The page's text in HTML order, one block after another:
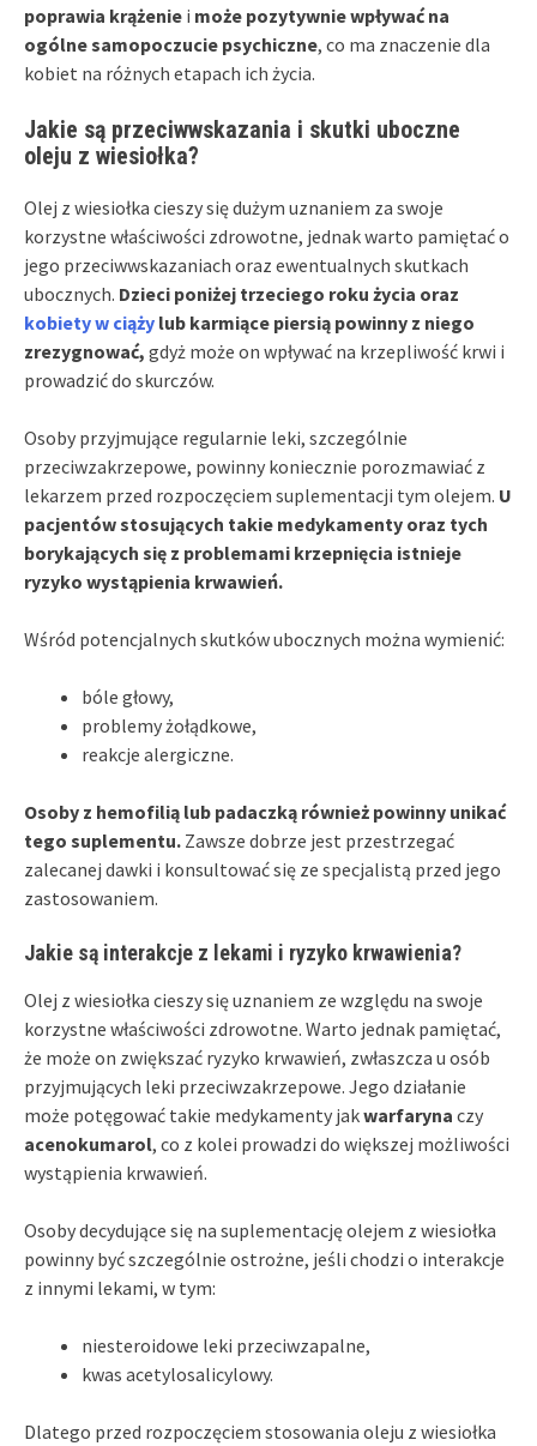
poprawia krążenie i może pozytywnie wpływać na
ogólne samopoczucie psychiczne, co ma znaczenie dla
kobiet na różnych etapach ich życia.
Jakie są przeciwwskazania i skutki uboczne
oleju z wiesiołka?
Olej z wiesiołka cieszy się dużym uznaniem za swoje
korzystne właściwości zdrowotne, jednak warto pamiętać o
jego przeciwwskazaniach oraz ewentualnych skutkach
ubocznych. Dzieci poniżej trzeciego roku życia oraz
kobiety w ciąży lub karmiące piersią powinny z niego
zrezygnować, gdyż może on wpływać na krzepliwość krwi i
prowadzić do skurczów.
Osoby przyjmujące regularnie leki, szczególnie
przeciwzakrzepowe, powinny koniecznie porozmawiać z
lekarzem przed rozpoczęciem suplementacji tym olejem. U
pacjentów stosujących takie medykamenty oraz tych
borykających się z problemami krzepnięcia istnieje
ryzyko wystąpienia krwawień.
Wśród potencjalnych skutków ubocznych można wymienić:
bóle głowy,
problemy żołądkowe,
reakcje alergiczne.
Osoby z hemofilią lub padaczką również powinny unikać
tego suplementu. Zawsze dobrze jest przestrzegać
zalecanej dawki i konsultować się ze specjalistą przed jego
zastosowaniem.
Jakie są interakcje z lekami i ryzyko krwawienia?
Olej z wiesiołka cieszy się uznaniem ze względu na swoje
korzystne właściwości zdrowotne. Warto jednak pamiętać,
że może on zwiększać ryzyko krwawień, zwłaszcza u osób
przyjmujących leki przeciwzakrzepowe. Jego działanie
może potęgować takie medykamenty jakwarfaryna czy
acenokumarol, co z kolei prowadzi do większej możliwości
wystąpienia krwawień.
Osoby decydujące się na suplementację olejem z wiesiołka
powinny być szczególnie ostrożne, jeśli chodzi o interakcje
z innymi lekami, w tym:
niesteroidowe leki przeciwzapalne,
kwas acetylosalicylowy.
Dlatego przed rozpoczęciem stosowania oleju z wiesiołka